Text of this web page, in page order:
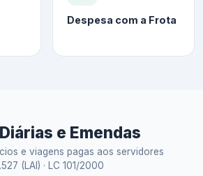
Despesa com a Frota
e Emendas
e viagens pagas aos servidores
(LAI) · LC 101/2000